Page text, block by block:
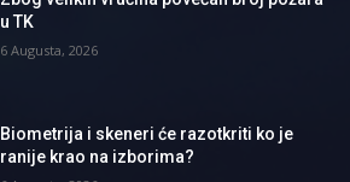
u TK
6 Augusta, 2026
Biometrija i skeneri će razotkriti ko je
ranije krao na izborima?